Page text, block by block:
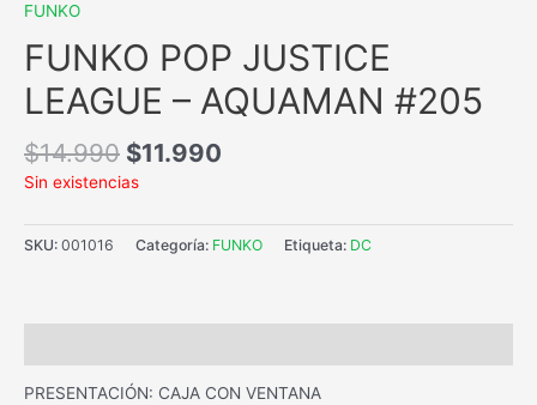
FUNKO
FUNKO POP JUSTICE
LEAGUE – AQUAMAN #205
$14.990 $11.990
Sin existencias
SKU: 001016 Categoría: FUNKO Etiqueta: DC
PRESENTACIÓN: CAJA CON VENTANA